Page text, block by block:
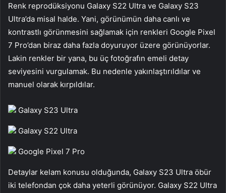
Renk reprodüksiyonu Galaxy S22 Ultra ve Galaxy S23
Ultra’da misal halde. Yani, görünümün daha canlı ve
kontrastlı görünmesini sağlamak için renkleri Google Pixel
7 Pro’dan biraz daha fazla doyuruyor üzere görünüyorlar.
Lakin renkler bir yana, bu üç fotoğrafın emeli detay
seviyesini vurgulamak. Bu nedenle yakınlaştırıldılar ve
manuel olarak kırpıldılar.
Galaxy S23 Ultra
Galaxy S22 Ultra
Google Pixel 7 Pro
Detaylar kelam konusu olduğunda, Galaxy S23 Ultra öbür
iki telefondan çok daha yeterli görünüyor. Galaxy S22 Ultra